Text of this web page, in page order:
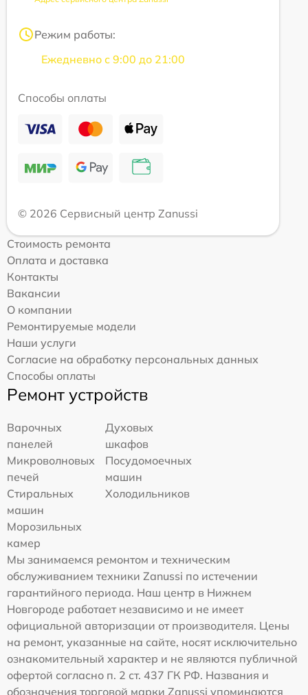
Режим работы:
Ежедневно с 9:00 до 21:00
Способы оплаты
© 2026 Сервисный центр Zanussi
Стоимость ремонта
Оплата и доставка
Контакты
Вакансии
О компании
Ремонтируемые модели
Наши услуги
Согласие на обработку персональных данных
Способы оплаты
Ремонт устройств
Варочных
панелей
Духовых
шкафов
Микроволновых
печей
Посудомоечных
машин
Стиральных
машин
Холодильников
Морозильных
камер
Мы занимаемся ремонтом и техническим
обслуживанием техники Zanussi по истечении
гарантийного периода. Наш центр в Нижнем
Новгороде работает независимо и не имеет
официальной авторизации от производителя. Цены
на ремонт, указанные на сайте, носят исключительно
ознакомительный характер и не являются публичной
офертой согласно п. 2 ст. 437 ГК РФ. Названия и
обозначения торговой марки Zanussi упоминаются